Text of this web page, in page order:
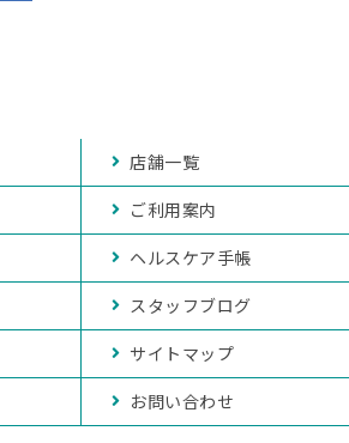
店舗一覧
ご利用案内
ヘルスケア手帳
スタッフブログ
サイトマップ
お問い合わせ